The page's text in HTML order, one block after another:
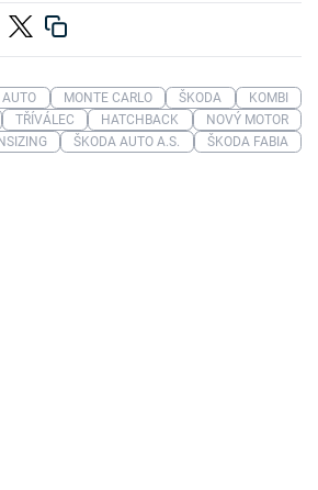
MONTE CARLO ŠKODA
KOMBI
TŘÍVÁLEC HATCHBACK
NOVÝ MOTOR
ŠKODA AUTO A.S. ŠKODA FABIA